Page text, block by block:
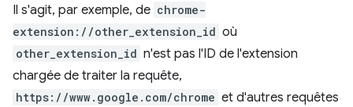
Il s'agit, par exemple, de chrome-
extension://other_extension_id où
other_extension_id n'est pas l'ID de l'extension
chargée de traiter la requête,
https://www.google.com/chrome et d'autres requêtes